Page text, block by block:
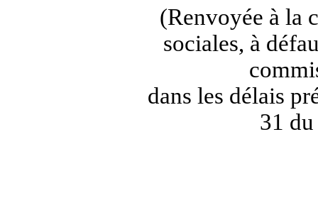
(Renvoyée à la
sociales, à
dans les délais
31